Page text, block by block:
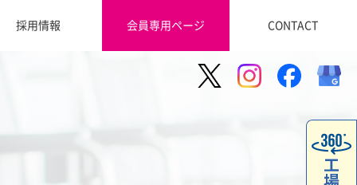
採用情報 会員専用ページ CONTACT